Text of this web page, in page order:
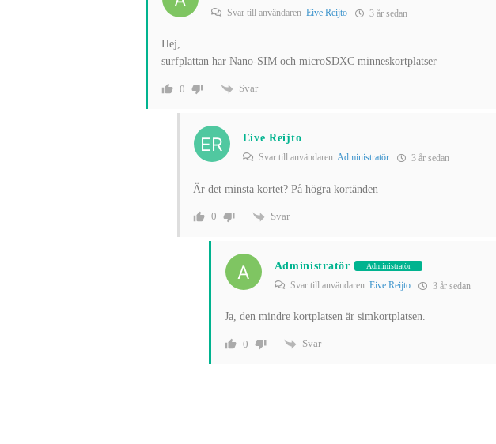
Svar till användaren Eive Reijto 3 år sedan
Hej,
surfplattan har Nano-SIM och microSDXC minneskortplatser
0 Svar
Eive Reijto
Svar till användaren Administratör 3 år sedan
Är det minsta kortet? På högra kortänden
0 Svar
Administratör Administratör
Svar till användaren Eive Reijto 3 år sedan
Ja, den mindre kortplatsen är simkortplatsen.
0 Svar